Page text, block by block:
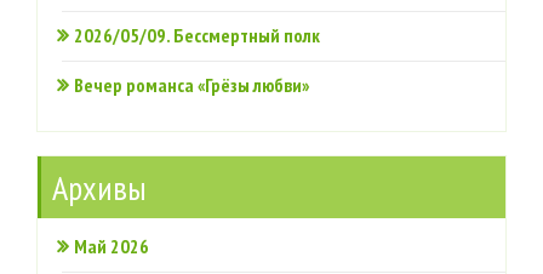
2026/05/09. Бессмертный полк
Вечер романса «Грёзы любви»
Архивы
Май 2026